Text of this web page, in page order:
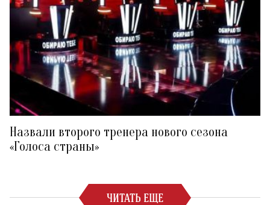
Назвали второго тренера нового сезона
«Голоса страны»
ЧИТАТЬ ЕЩЕ